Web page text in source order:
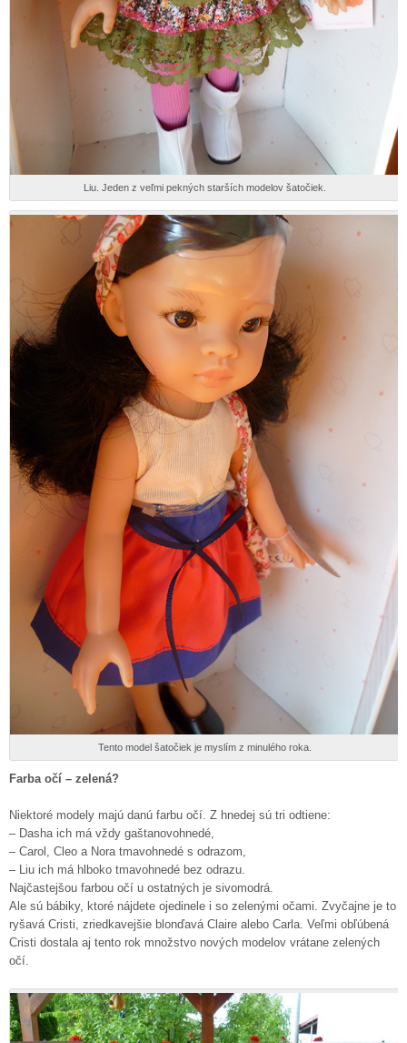
Liu. Jeden z veľmi pekných starších modelov šatočiek.
Tento model šatočiek je myslím z minulého roka.
Farba očí – zelená?
Niektoré modely majú danú farbu očí. Z hnedej sú tri odtiene:
– Dasha ich má vždy gaštanovohnedé,
– Carol, Cleo a Nora tmavohnedé s odrazom,
– Liu ich má hlboko tmavohnedé bez odrazu.
Najčastejšou farbou očí u ostatných je sivomodrá.
Ale sú bábiky, ktoré nájdete ojedinele i so zelenými očami. Zvyčajne je to
ryšavá Cristi, zriedkavejšie blonďavá Claire alebo Carla. Veľmi obľúbená
Cristi dostala aj tento rok množstvo nových modelov vrátane zelených
očí.